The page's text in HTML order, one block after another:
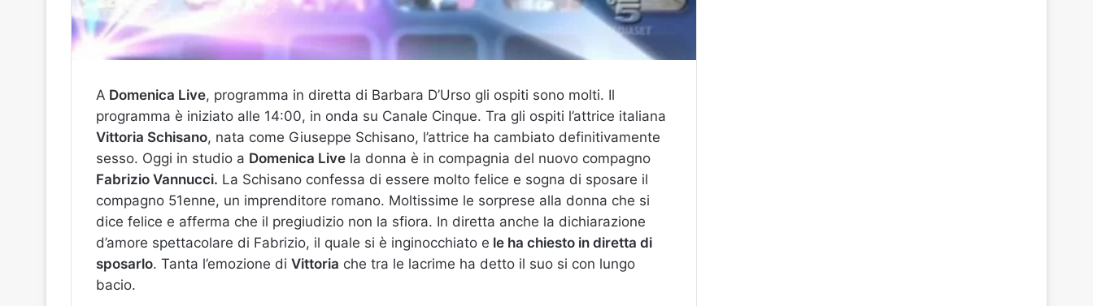
A Domenica Live, programma in diretta di Barbara D’Urso gli ospiti sono molti. Il
programma è iniziato alle 14:00, in onda su Canale Cinque. Tra gli ospiti l’attrice italiana
Vittoria Schisano, nata come Giuseppe Schisano, l’attrice ha cambiato definitivamente
sesso. Oggi in studio a Domenica Live la donna è in compagnia del nuovo compagno
Fabrizio Vannucci. La Schisano confessa di essere molto felice e sogna di sposare il
compagno 51enne, un imprenditore romano. Moltissime le sorprese alla donna che si
dice felice e afferma che il pregiudizio non la sfiora. In diretta anche la dichiarazione
d’amore spettacolare di Fabrizio, il quale si è inginocchiato e le ha chiesto in diretta di
sposarlo. Tanta l’emozione di Vittoria che tra le lacrime ha detto il suo si con lungo
bacio.